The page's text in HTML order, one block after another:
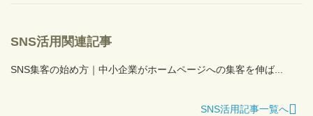
SNS活用関連記事
SNS集客の始め方｜中小企業がホームページへの集客を伸ば...
SNS活用記事一覧へ